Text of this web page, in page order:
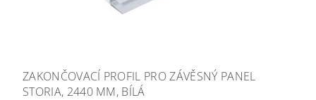
ZAKONČOVACÍ PROFIL PRO ZÁVĚSNÝ PANEL
STORIA, 2440 MM, BÍLÁ